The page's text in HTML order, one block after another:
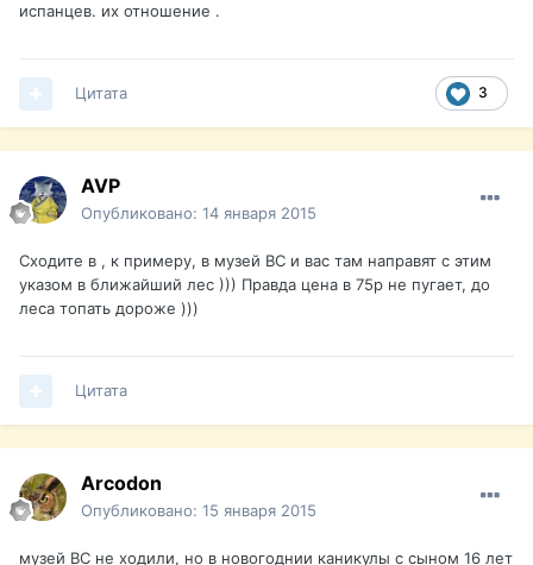
испанцев. их отношение .
3
Цитата
AVP
Опубликовано: 14 января 2015
Сходите в , к примеру, в музей ВС и вас там направят с этим
указом в ближайший лес ))) Правда цена в 75р не пугает, до
леса топать дороже )))
Цитата
Arcodon
Опубликовано: 15 января 2015
музей ВС не ходили, но в новогоднии каникулы с сыном 16 лет